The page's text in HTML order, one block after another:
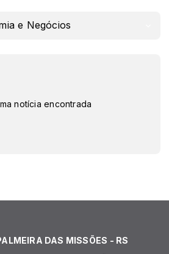
e Negócios
notícia encontrada
DAS MISSÕES - RS